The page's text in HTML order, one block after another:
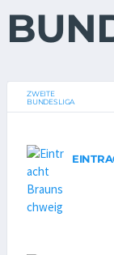
ZWEITE
BUNDESLIGA